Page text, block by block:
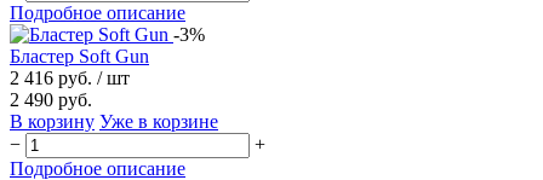
Подробное описание
-3%
Бластер Soft Gun
2 416 руб. / шт
2 490 руб.
В корзину Уже в корзине
−
+
Подробное описание